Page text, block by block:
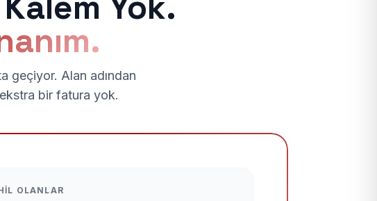
geçiyor. Alan adından
bir fatura yok.
OLANLAR